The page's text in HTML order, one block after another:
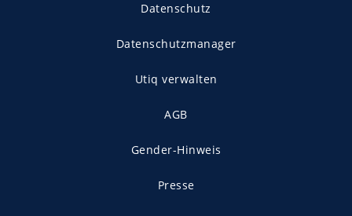
Datenschutz
Datenschutzmanager
Utiq verwalten
AGB
Gender-Hinweis
Presse